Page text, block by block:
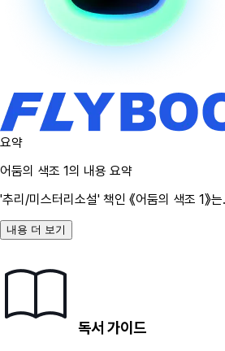
요약
어둠의 색조 1의 내용 요약
'추리/미스터리소설' 책인 《어둠의 색조 1 》는
내용 더 보기
독서 가이드